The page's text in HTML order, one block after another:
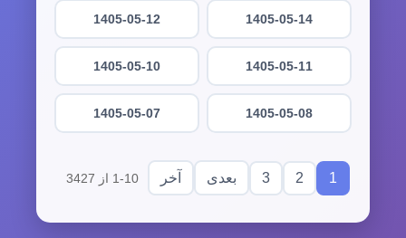
1405-05-14
1405-05-12
1405-05-11
1405-05-10
1405-05-08
1405-05-07
1
2
3 بعدی آخر 1-10 از 3427